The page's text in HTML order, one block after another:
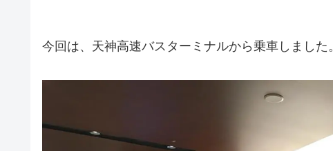
今回は、天神高速バスターミナルから乗車しました。